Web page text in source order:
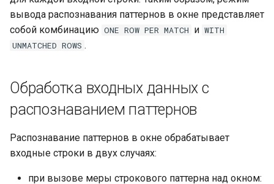
вывода распознавания паттернов в окне представляет
собой комбинацию ONE ROW PER MATCH и WITH
UNMATCHED ROWS .
Обработка входных данных с
распознаванием паттернов
Распознавание паттернов в окне обрабатывает
входные строки в двух случаях:
при вызове меры строкового паттерна над окном: